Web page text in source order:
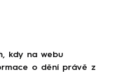
kdy na webu
o dění právě z